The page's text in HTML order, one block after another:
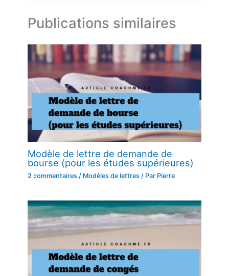
Publications similaires
Modèle de lettre de demande de
bourse (pour les études supérieures)
2 commentaires / Modèles de lettres / Par Pierre